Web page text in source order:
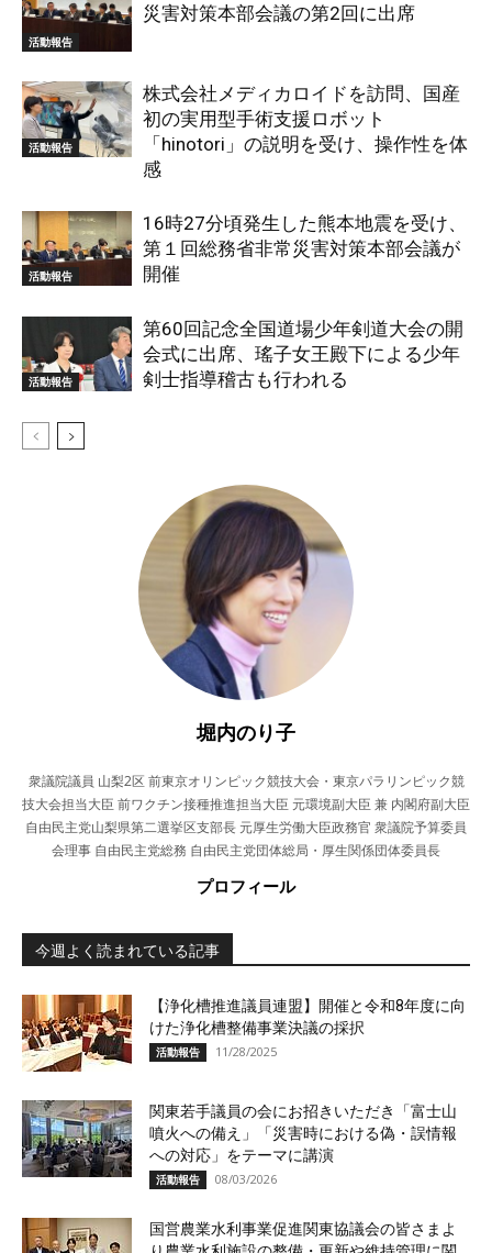
活動報告
災害対策本部会議の第2回に出席
活動報告
株式会社メディカロイドを訪問、国産
初の実用型手術支援ロボット
「hinotori」の説明を受け、操作性を体
感
活動報告
16時27分頃発生した熊本地震を受け、
第１回総務省非常災害対策本部会議が
開催
活動報告
第60回記念全国道場少年剣道大会の開
会式に出席、瑤子女王殿下による少年
剣士指導稽古も行われる
堀内のり子
衆議院議員 山梨2区 前東京オリンピック競技大会・東京パラリンピック競
技大会担当大臣 前ワクチン接種推進担当大臣 元環境副大臣 兼 内閣府副大臣
自由民主党山梨県第二選挙区支部長 元厚生労働大臣政務官 衆議院予算委員
会理事 自由民主党総務 自由民主党団体総局・厚生関係団体委員長
プロフィール
今週よく読まれている記事
【浄化槽推進議員連盟】開催と令和8年度に向
けた浄化槽整備事業決議の採択
活動報告 11/28/2025
関東若手議員の会にお招きいただき「富士山
噴火への備え」「災害時における偽・誤情報
への対応」をテーマに講演
活動報告 08/03/2026
国営農業水利事業促進関東協議会の皆さまよ